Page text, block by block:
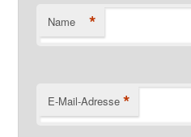
Name *
E-Mail-Adresse *